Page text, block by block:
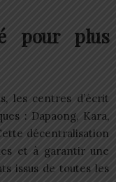
pour plus
les centres d’écrit
: Dapaong, Kara,
décentralisation
et à garantir une
issus de toutes les